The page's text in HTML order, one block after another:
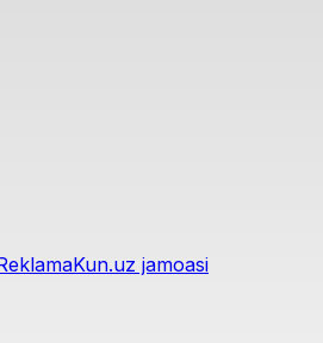
Kun.uz jamoasi